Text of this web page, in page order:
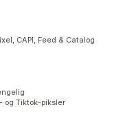
CAPI, Feed & Catalog
og Tiktok-piksler